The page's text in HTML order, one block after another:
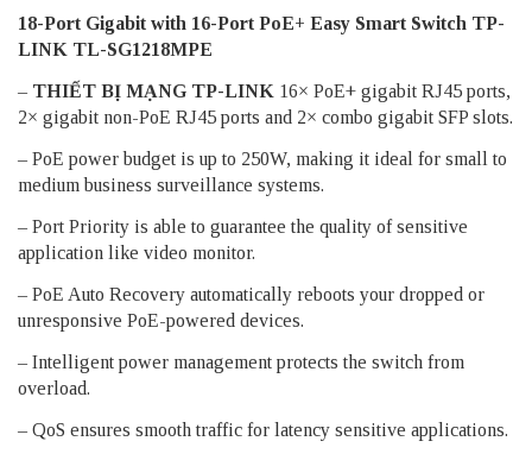
18-Port Gigabit with 16-Port PoE+ Easy Smart Switch TP-
LINK TL-SG1218MPE
– THIẾT BỊ MẠNG TP-LINK 16× PoE+ gigabit RJ45 ports,
2× gigabit non-PoE RJ45 ports and 2× combo gigabit SFP slots.
– PoE power budget is up to 250W, making it ideal for small to
medium business surveillance systems.
– Port Priority is able to guarantee the quality of sensitive
application like video monitor.
– PoE Auto Recovery automatically reboots your dropped or
unresponsive PoE-powered devices.
– Intelligent power management protects the switch from
overload.
– QoS ensures smooth traffic for latency sensitive applications.